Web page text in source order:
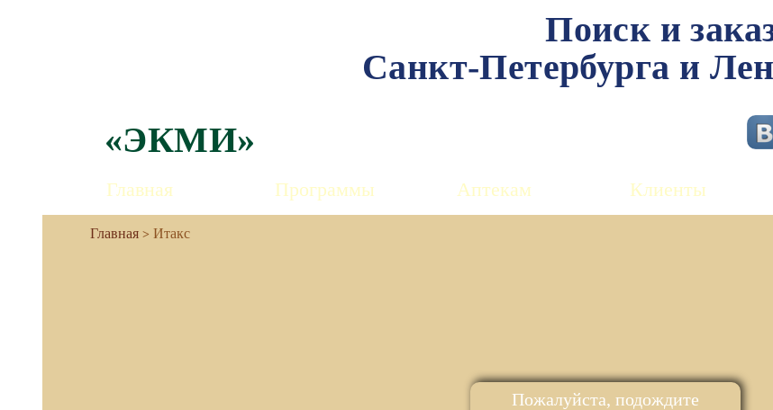
Пожалуйста, подождите
Поиск и
Санкт-Петербурга и
«ЭКМИ»
Главная Программы Аптекам Клиенты
Итакс